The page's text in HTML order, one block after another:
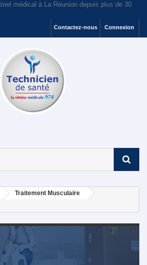
Connexion
Contactez-nous
Traitement Musculaire